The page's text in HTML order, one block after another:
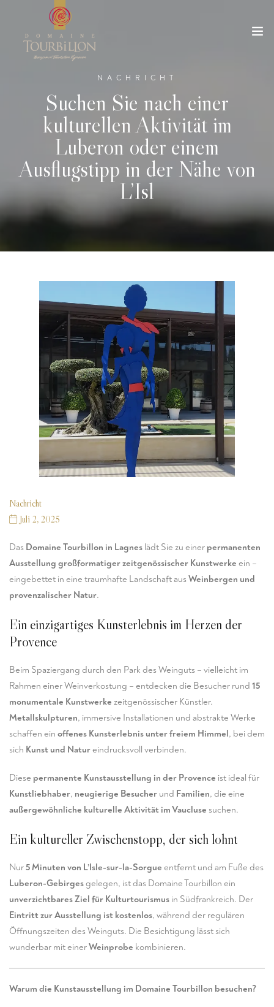
NACHRICHT
Suchen Sie nach einer
kulturellen Aktivität im
Luberon oder einem
Ausflugstipp in der Nähe von
L’Isl
Nachricht
Juli 2, 2025
Das Domaine Tourbillon in Lagnes lädt Sie zu einer permanenten
Ausstellung großformatiger zeitgenössischer Kunstwerke ein –
eingebettet in eine traumhafte Landschaft ausWeinbergen und
provenzalischer Natur.
Ein einzigartiges Kunsterlebnis im Herzen der
Provence
Beim Spaziergang durch den Park des Weinguts – vielleicht im
Rahmen einer Weinverkostung – entdecken die Besucher rund 15
monumentale Kunstwerke zeitgenössischer Künstler.
Metallskulpturen, immersive Installationen und abstrakte Werke
schaffen ein offenes Kunsterlebnis unter freiem Himmel, bei dem
sich Kunst und Natureindrucksvoll verbinden.
Diese permanente Kunstausstellung in der Provence ist ideal für
Kunstliebhaber, neugierige Besucher und Familien, die eine
außergewöhnliche kulturelle Aktivität im Vaucluse suchen.
Ein kultureller Zwischenstopp, der sich lohnt
Nur5 Minuten von L’Isle-sur-la-Sorgue entfernt und am Fuße des
Luberon-Gebirgesgelegen, ist das Domaine Tourbillon ein
unverzichtbares Ziel für Kulturtourismus in Südfrankreich. Der
Eintritt zur Ausstellung ist kostenlos, während der regulären
Öffnungszeiten des Weinguts. Die Besichtigung lässt sich
wunderbar mit einerWeinprobe kombinieren.
Warum die Kunstausstellung im Domaine Tourbillon besuchen?